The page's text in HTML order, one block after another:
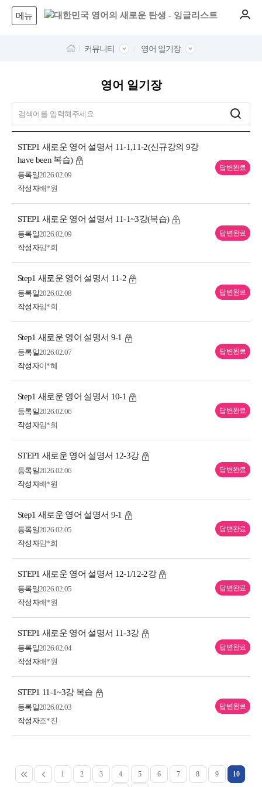
메뉴
커뮤니티 영어 일기장
영어 일기장
답변완료
STEP1 새로운 영어 설명서 11-1,11-2(신규강의 9강
have been 복습)
등록일2026.02.09
작성자배*원
답변완료
STEP1 새로운 영어 설명서 11-1~3강(복습)
등록일2026.02.09
작성자임*희
답변완료
Step1 새로운 영어 설명서 11-2
등록일2026.02.08
작성자임*희
답변완료
Step1 새로운 영어 설명서 9-1
등록일2026.02.07
작성자이*혜
답변완료
Step1 새로운 영어 설명서 10-1
등록일2026.02.06
작성자임*희
답변완료
STEP1 새로운 영어 설명서 12-3강
등록일2026.02.06
작성자배*원
답변완료
Step1 새로운 영어 설명서 9-1
등록일2026.02.05
작성자임*희
답변완료
STEP1 새로운 영어 설명서 12-1/12-2강
등록일2026.02.05
작성자배*원
답변완료
STEP1 새로운 영어 설명서 11-3강
등록일2026.02.04
작성자배*원
답변완료
STEP1 11-1~3강 복습
등록일2026.02.03
작성자조*진
1 2 3 4 5 6 7 8 9 10